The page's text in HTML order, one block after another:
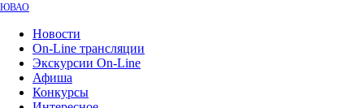
ЮВАО
Новости
On-Line трансляции
Экскурсии On-Line
Афиша
Конкурсы